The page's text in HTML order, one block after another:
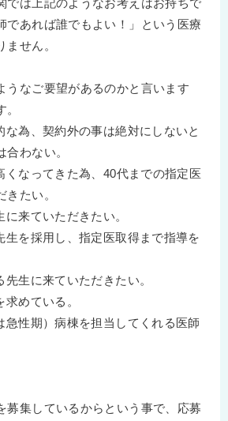
であれば誰でもよい！」という医療
せん。
うなご要望があるのかと言います
な為、契約外の事は絶対にしないと
合わない。
くなってきた為、40代までの指定医
たい。
来ていただきたい。
生を採用し、指定医取得まで指導を
生に来ていただきたい。
めている。
急性期）病棟を担当してくれる医師
募集しているからという事で、応募